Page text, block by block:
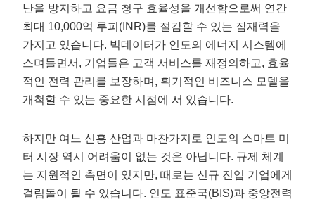
난을 방지하고 요금 청구 효율성을 개선함으로써 연간
최대 10,000억 루피(INR)를 절감할 수 있는 잠재력을
가지고 있습니다. 빅데이터가 인도의 에너지 시스템에
스며들면서, 기업들은 고객 서비스를 재정의하고, 효율
적인 전력 관리를 보장하며, 획기적인 비즈니스 모델을
개척할 수 있는 중요한 시점에 서 있습니다.
하지만 여느 신흥 산업과 마찬가지로 인도의 스마트 미
터 시장 역시 어려움이 없는 것은 아닙니다. 규제 체계
는 지원적인 측면이 있지만, 때로는 신규 진입 기업에게
걸림돌이 될 수 있습니다. 인도 표준국(BIS)과 중앙전력